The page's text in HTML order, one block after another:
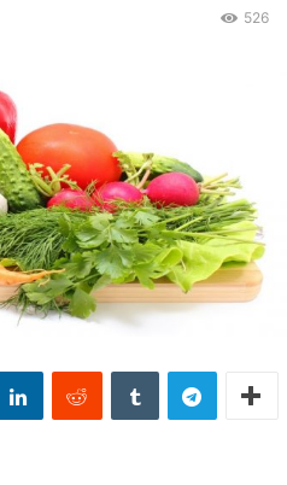
526